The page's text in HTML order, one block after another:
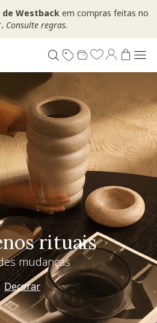
de Westback em compras feitas no
Consulte regras.
rituais
mudanças
Decorar